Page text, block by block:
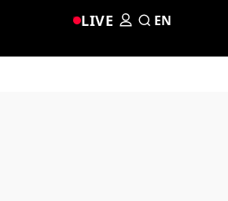
LIVE EN